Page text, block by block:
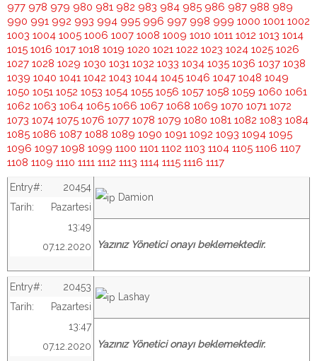
977 978 979 980 981 982 983 984 985 986 987 988 989
990 991 992 993 994 995 996 997 998 999 1000 1001 1002
1003 1004 1005 1006 1007 1008 1009 1010 1011 1012 1013 1014
1015 1016 1017 1018 1019 1020 1021 1022 1023 1024 1025 1026
1027 1028 1029 1030 1031 1032 1033 1034 1035 1036 1037 1038
1039 1040 1041 1042 1043 1044 1045 1046 1047 1048 1049
1050 1051 1052 1053 1054 1055 1056 1057 1058 1059 1060 1061
1062 1063 1064 1065 1066 1067 1068 1069 1070 1071 1072
1073 1074 1075 1076 1077 1078 1079 1080 1081 1082 1083 1084
1085 1086 1087 1088 1089 1090 1091 1092 1093 1094 1095
1096 1097 1098 1099 1100 1101 1102 1103 1104 1105 1106 1107
1108 1109 1110 1111 1112 1113 1114 1115 1116 1117
Entry#:
20454
Tarih:
Pazartesi
13:49
07.12.2020
Damion
Yazınız Yönetici onayı beklemektedir.
Entry#:
20453
Tarih:
Pazartesi
13:47
07.12.2020
Lashay
Yazınız Yönetici onayı beklemektedir.